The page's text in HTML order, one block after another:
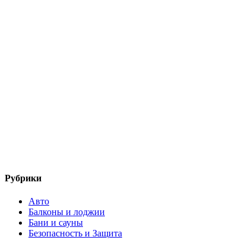
Рубрики
Авто
Балконы и лоджии
Бани и сауны
Безопасность и Защита